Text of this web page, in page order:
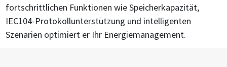
fortschrittlichen Funktionen wie Speicherkapazität,
IEC104-Protokollunterstützung und intelligenten
Szenarien optimiert er Ihr Energiemanagement.